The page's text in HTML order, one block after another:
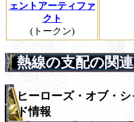
ェントアーティファ
クト
(トークン)
熱線の支配の関
ヒーローズ・オブ・
ド情報